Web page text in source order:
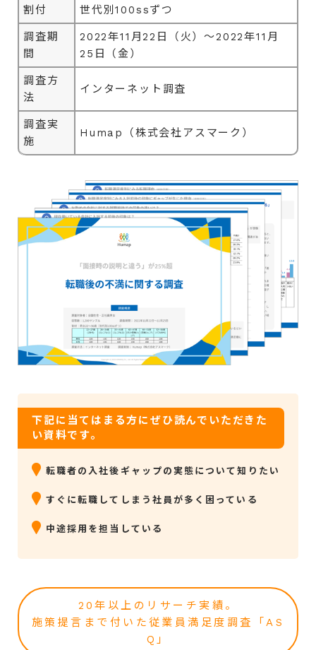
割付 世代別100ssずつ
調査期
間
2022年11月22日（火）～2022年11月
25日（金）
調査方
法
インターネット調査
調査実
施
Humap（株式会社アスマーク）
下記に当てはまる方にぜひ読んでいただきた
い資料です。
転職者の入社後ギャップの実態について知りたい
すぐに転職してしまう社員が多く困っている
中途採用を担当している
20年以上のリサーチ実績。
施策提言まで付いた従業員満足度調査「AS
Q」